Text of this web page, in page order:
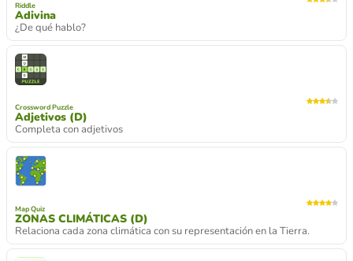
Riddle
Adivina
¿De qué hablo?
Crossword Puzzle
Adjetivos (D)
Completa con adjetivos
Map Quiz
ZONAS CLIMÁTICAS (D)
Relaciona cada zona climática con su representación en la Tierra.